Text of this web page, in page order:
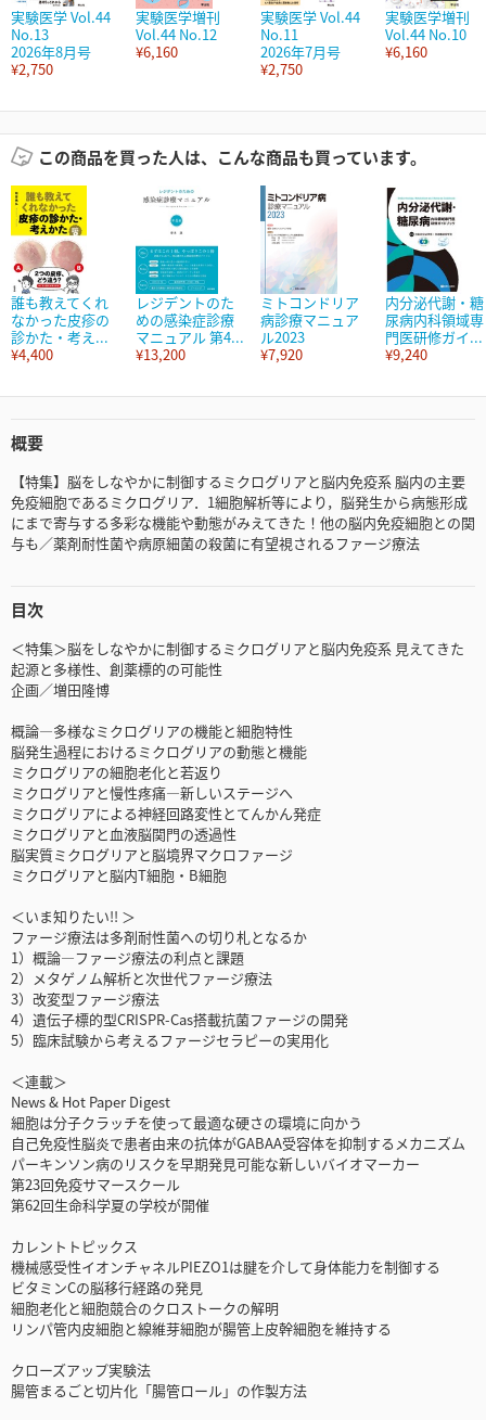
実験医学 Vol.44
No.13
2026年8月号
¥2,750
実験医学増刊
Vol.44 No.12
¥6,160
実験医学 Vol.44
No.11
2026年7月号
¥2,750
実験医学増刊
Vol.44 No.10
¥6,160
この商品を買った人は、こんな商品も買っています。
誰も教えてくれ
なかった皮疹の
診かた・考え...
¥4,400
レジデントのた
めの感染症診療
マニュアル 第4...
¥13,200
ミトコンドリア
病診療マニュア
ル2023
¥7,920
内分泌代謝・糖
尿病内科領域専
門医研修ガイ...
¥9,240
概要
【特集】脳をしなやかに制御するミクログリアと脳内免疫系 脳内の主要
免疫細胞であるミクログリア．1細胞解析等により，脳発生から病態形成
にまで寄与する多彩な機能や動態がみえてきた！他の脳内免疫細胞との関
与も／薬剤耐性菌や病原細菌の殺菌に有望視されるファージ療法
目次
＜特集＞脳をしなやかに制御するミクログリアと脳内免疫系 見えてきた
起源と多様性、創薬標的の可能性
企画／増田隆博
概論―多様なミクログリアの機能と細胞特性
脳発生過程におけるミクログリアの動態と機能
ミクログリアの細胞老化と若返り
ミクログリアと慢性疼痛―新しいステージへ
ミクログリアによる神経回路変性とてんかん発症
ミクログリアと血液脳関門の透過性
脳実質ミクログリアと脳境界マクロファージ
ミクログリアと脳内T細胞・B細胞
＜いま知りたい!! ＞
ファージ療法は多剤耐性菌への切り札となるか
1）概論―ファージ療法の利点と課題
2）メタゲノム解析と次世代ファージ療法
3）改変型ファージ療法
4）遺伝子標的型CRISPR-Cas搭載抗菌ファージの開発
5）臨床試験から考えるファージセラピーの実用化
＜連載＞
News & Hot Paper Digest
細胞は分子クラッチを使って最適な硬さの環境に向かう
自己免疫性脳炎で患者由来の抗体がGABAA受容体を抑制するメカニズム
パーキンソン病のリスクを早期発見可能な新しいバイオマーカー
第23回免疫サマースクール
第62回生命科学夏の学校が開催
カレントトピックス
機械感受性イオンチャネルPIEZO1は腱を介して身体能力を制御する
ビタミンCの脳移行経路の発見
細胞老化と細胞競合のクロストークの解明
リンパ管内皮細胞と線維芽細胞が腸管上皮幹細胞を維持する
クローズアップ実験法
腸管まるごと切片化「腸管ロール」の作製方法